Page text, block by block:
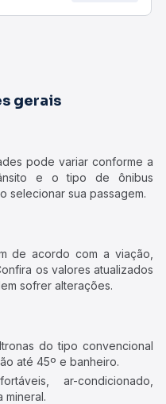
gerais
pode variar conforme a
e o tipo de ônibus
selecionar sua passagem.
de acordo com a viação,
os valores atualizados
sofrer alterações.
do tipo convencional
até 45º e banheiro.
ar-condicionado,
mineral.